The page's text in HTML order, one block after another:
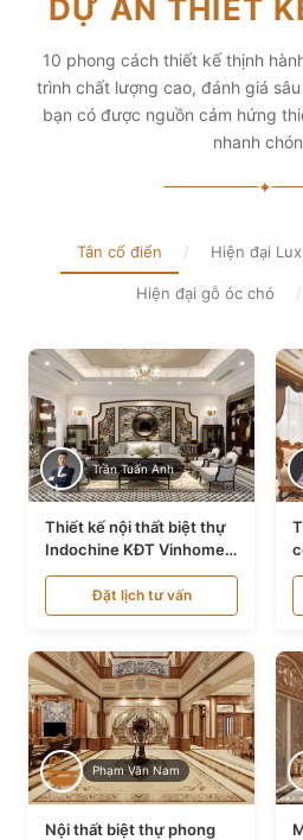
DỰ ÁN THIẾT
10 phong cách thiết kế thịnh
trình chất lượng cao, đánh giá
bạn có được nguồn cảm hứng
nhanh
✦
Tân cổ điển / Hiện đại
Hiện đại gỗ óc chó /
Trần Tuấn Anh
Thiết kế nội thất biệt thự
Indochine KĐT Vinhomes
Ocean Park NT24600
Đặt lịch tư vấn
Phạm Văn Nam
Nội thất biệt thự phong